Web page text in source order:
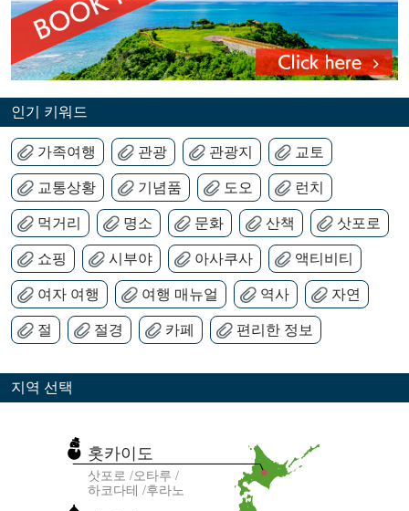
인기 키워드
가족여행 관광 관광지 교토
교통상황 기념품 도오 런치
먹거리 명소 문화 산책 삿포로
쇼핑 시부야 아사쿠사 액티비티
여자 여행 여행 매뉴얼 역사 자연
절 절경 카페 편리한 정보
지역 선택
홋카이도
삿포로
오타루
하코다테
후라노